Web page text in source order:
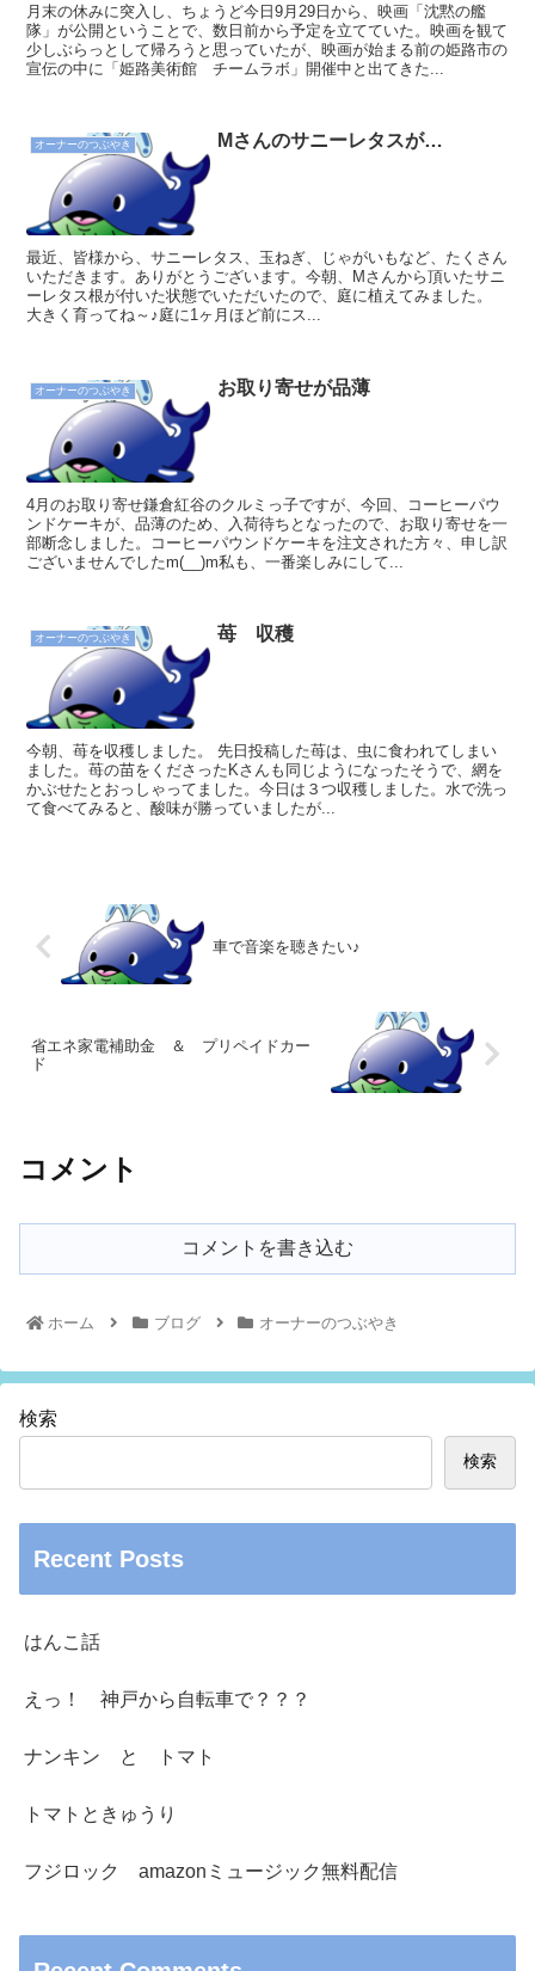
月末の休みに突入し、ちょうど今日9月29日から、映画「沈黙の艦
隊」が公開ということで、数日前から予定を立てていた。映画を観て
少しぶらっとして帰ろうと思っていたが、映画が始まる前の姫路市の
宣伝の中に「姫路美術館 チームラボ」開催中と出てきた...
オーナーのつぶやき Mさんのサニーレタスが…
最近、皆様から、サニーレタス、玉ねぎ、じゃがいもなど、たくさん
いただきます。ありがとうございます。今朝、Mさんから頂いたサニ
ーレタス根が付いた状態でいただいたので、庭に植えてみました。
大きく育ってね～♪庭に1ヶ月ほど前にス...
オーナーのつぶやき お取り寄せが品薄
4月のお取り寄せ鎌倉紅谷のクルミっ子ですが、今回、コーヒーパウ
ンドケーキが、品薄のため、入荷待ちとなったので、お取り寄せを一
部断念しました。コーヒーパウンドケーキを注文された方々、申し訳
ございませんでしたm(__)m私も、一番楽しみにして...
オーナーのつぶやき 苺 収穫
今朝、苺を収穫しました。 先日投稿した苺は、虫に食われてしまい
ました。苺の苗をくださったKさんも同じようになったそうで、網を
かぶせたとおっしゃってました。今日は３つ収穫しました。水で洗っ
て食べてみると、酸味が勝っていましたが...
車で音楽を聴きたい♪
省エネ家電補助金 ＆ プリペイドカー
ド
コメント
コメントを書き込む
ホーム ブログ オーナーのつぶやき
検索
検索
Recent Posts
はんこ話
えっ！ 神戸から自転車で？？？
ナンキン と トマト
トマトときゅうり
フジロック amazonミュージック無料配信